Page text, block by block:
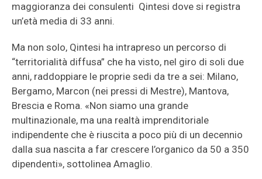
maggioranza dei consulenti Qintesi dove si registra
un’età media di 33 anni.
Ma non solo, Qintesi ha intrapreso un percorso di
“territorialità diffusa” che ha visto, nel giro di soli due
anni, raddoppiare le proprie sedi da tre a sei: Milano,
Bergamo, Marcon (nei pressi di Mestre), Mantova,
Brescia e Roma. «Non siamo una grande
multinazionale, ma una realtà imprenditoriale
indipendente che è riuscita a poco più di un decennio
dalla sua nascita a far crescere l’organico da 50 a 350
dipendenti», sottolinea Amaglio.